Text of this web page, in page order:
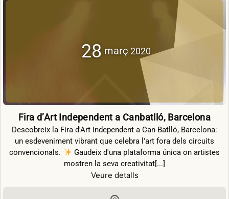
28 març 2020
Fira d’Art Independent a Canbatlló, Barcelona
Descobreix la Fira d'Art Independent a Can Batlló, Barcelona:
un esdeveniment vibrant que celebra l'art fora dels circuits
convencionals.
Gaudeix d'una plataforma única on artistes
mostren la seva creativitat[...]
Veure detalls